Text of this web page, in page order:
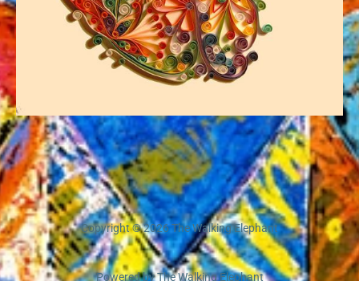
Copyright © 2026 The Walking Elephant
Powered by The Walking Elephant